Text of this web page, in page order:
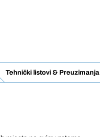
Tehnički listovi & Preuzimanja